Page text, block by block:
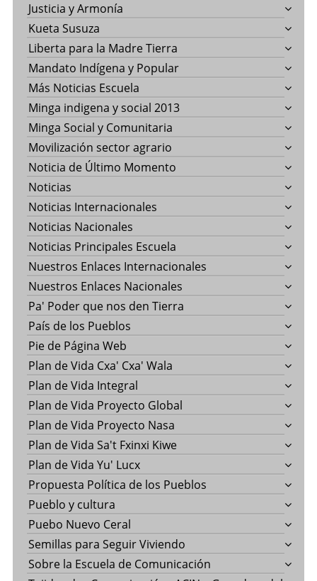
Justicia y Armonía
Kueta Susuza
Liberta para la Madre Tierra
Mandato Indígena y Popular
Más Noticias Escuela
Minga indigena y social 2013
Minga Social y Comunitaria
Movilización sector agrario
Noticia de Último Momento
Noticias
Noticias Internacionales
Noticias Nacionales
Noticias Principales Escuela
Nuestros Enlaces Internacionales
Nuestros Enlaces Nacionales
Pa' Poder que nos den Tierra
País de los Pueblos
Pie de Página Web
Plan de Vida Cxa' Cxa' Wala
Plan de Vida Integral
Plan de Vida Proyecto Global
Plan de Vida Proyecto Nasa
Plan de Vida Sa't Fxinxi Kiwe
Plan de Vida Yu' Lucx
Propuesta Política de los Pueblos
Pueblo y cultura
Puebo Nuevo Ceral
Semillas para Seguir Viviendo
Sobre la Escuela de Comunicación